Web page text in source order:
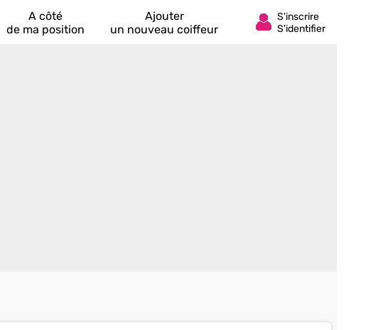
A côté
de ma position
Ajouter
un nouveau coiffeur